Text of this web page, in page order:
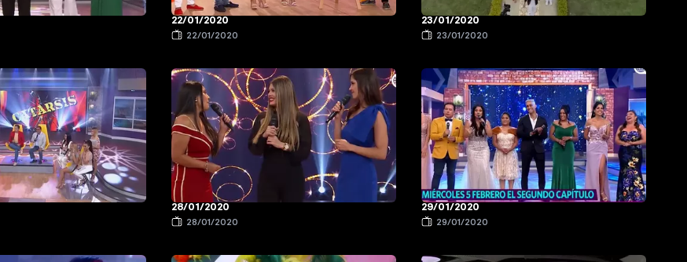
22/01/2020
22/01/2020
23/01/2020
23/01/2020
28/01/2020
28/01/2020
29/01/2020
29/01/2020